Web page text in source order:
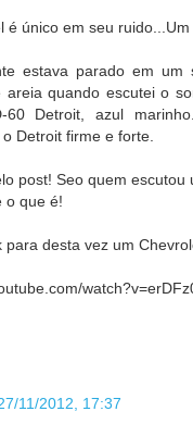
é único em seu
estava parado em um
areia quando escutei o
60 Detroit, azul
Detroit firme e forte.
post! Seo quem escutou
o que é!
para desta vez um
11/2012, 17:37